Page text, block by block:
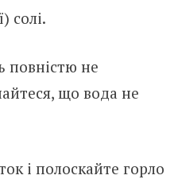
солі.
повністю не
що вода не
і полоскайте горло